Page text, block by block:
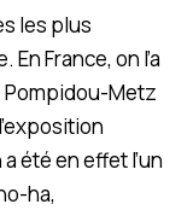
les plus
France, on l’a
Pompidou-Metz
été en effet l’un
ha,